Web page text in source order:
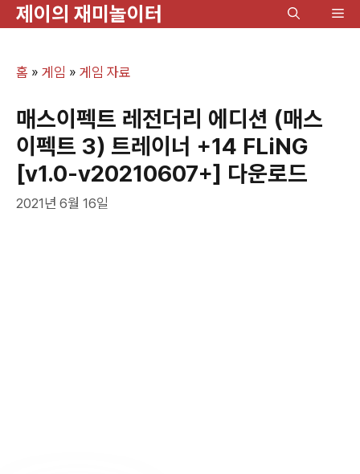
제이의 재미놀이터
메
홈 » 게임 » 게임 자료
매스이펙트 레전더리 에디션 (매스
이펙트 3) 트레이너 +14 FLiNG
[v1.0-v20210607+] 다운로드
2021년 6월 16일